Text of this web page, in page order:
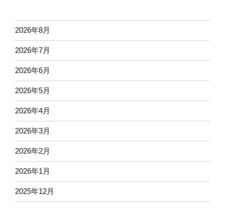
2026年8月
2026年7月
2026年6月
2026年5月
2026年4月
2026年3月
2026年2月
2026年1月
2025年12月